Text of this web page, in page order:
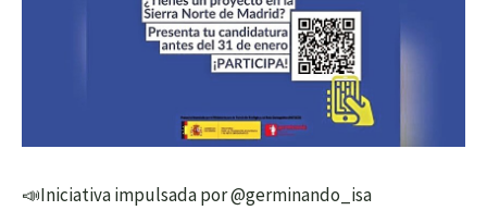
📣Iniciativa impulsada por @germinando_isa